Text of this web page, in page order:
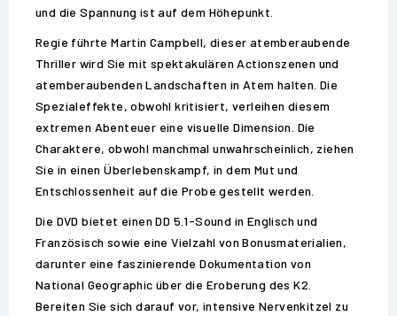
und die Spannung ist auf dem Höhepunkt.
Regie führte Martin Campbell, dieser atemberaubende
Thriller wird Sie mit spektakulären Actionszenen und
atemberaubenden Landschaften in Atem halten. Die
Spezialeffekte, obwohl kritisiert, verleihen diesem
extremen Abenteuer eine visuelle Dimension. Die
Charaktere, obwohl manchmal unwahrscheinlich, ziehen
Sie in einen Überlebenskampf, in dem Mut und
Entschlossenheit auf die Probe gestellt werden.
Die DVD bietet einen DD 5.1-Sound in Englisch und
Französisch sowie eine Vielzahl von Bonusmaterialien,
darunter eine faszinierende Dokumentation von
National Geographic über die Eroberung des K2.
Bereiten Sie sich darauf vor, intensive Nervenkitzel zu